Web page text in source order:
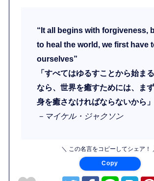
“It all begins with forgiveness,
to heal the world, we first have
ourselves”
「すべてはゆるすことから始ま
なら、世界を癒すためには、ま
身を癒さなければならないから」
－マイケル・ジャクソン
＼ この名言をコピーしてシェア！
Copy